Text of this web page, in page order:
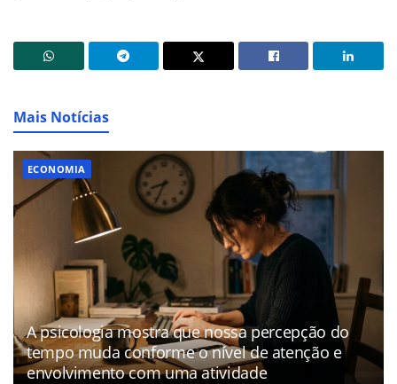
Mais Notícias
ECONOMIA
A psicologia mostra que nossa percepção do
tempo muda conforme o nível de atenção e
envolvimento com uma atividade